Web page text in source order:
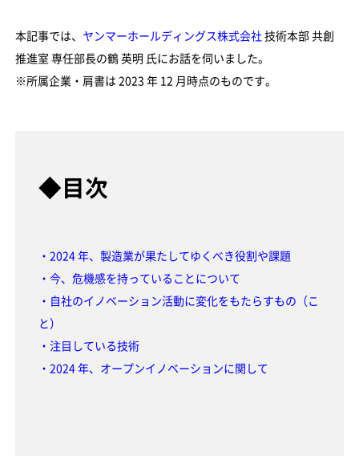
本記事では、 ヤンマーホールディングス株式会社 技術本部 共創
推進室 専任部長の鶴 英明 氏にお話を伺いました。
※所属企業・肩書は 2023 年 12 月時点のものです。
◆目次
・2024 年、製造業が果たしてゆくべき役割や課題
・今、危機感を持っていることについて
・自社のイノベーション活動に変化をもたらすもの（こ
と）
・注目している技術
・2024 年、オープンイノベーションに関して